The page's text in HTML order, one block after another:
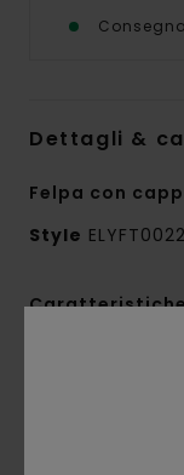
Dettagli &
Felpa con
Style
riciclato
Interno